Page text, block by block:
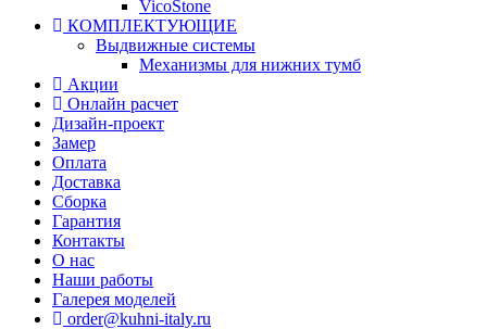
VicoStone
КОМПЛЕКТУЮЩИЕ
Выдвижные системы
Механизмы для нижних тумб
Акции
Онлайн расчет
Дизайн-проект
Замер
Оплата
Доставка
Сборка
Гарантия
Контакты
О нас
Наши работы
Галерея моделей
order@kuhni-italy.ru